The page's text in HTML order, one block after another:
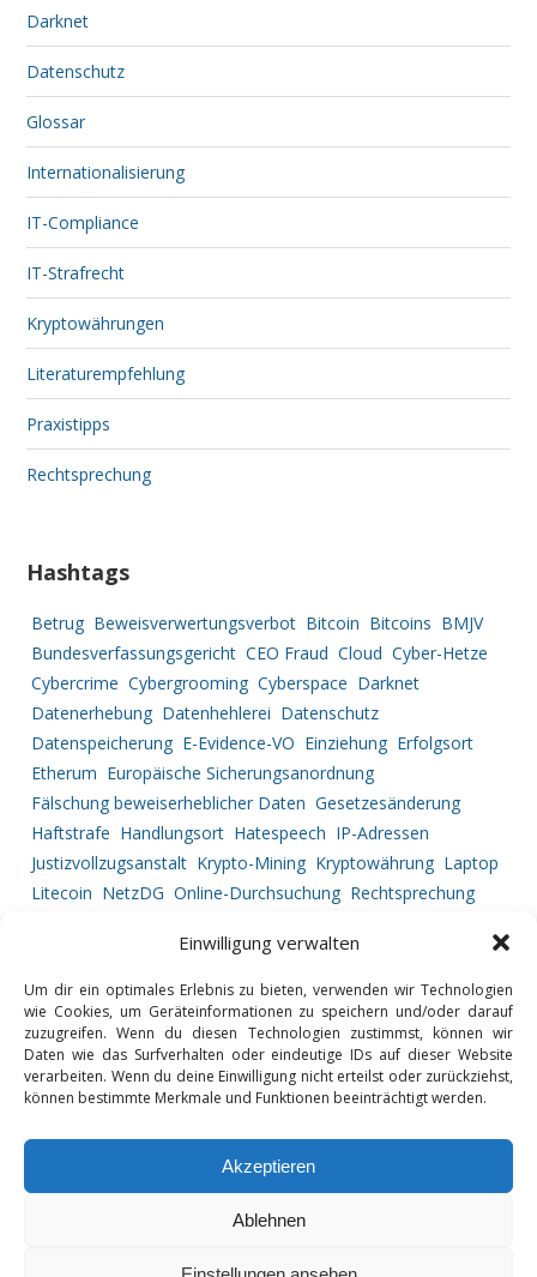
Einwilligung verwalten
Um dir ein optimales Erlebnis zu bieten, verwenden wir Technologien
wie Cookies, um Geräteinformationen zu speichern und/oder darauf
zuzugreifen. Wenn du diesen Technologien zustimmst, können wir
Daten wie das Surfverhalten oder eindeutige IDs auf dieser Website
verarbeiten. Wenn du deine Einwilligung nicht erteilst oder zurückziehst,
können bestimmte Merkmale und Funktionen beeinträchtigt werden.
Akzeptieren
Ablehnen
Darknet
Datenschutz
Glossar
Internationalisierung
IT-Compliance
IT-Strafrecht
Kryptowährungen
Literaturempfehlung
Praxistipps
Rechtsprechung
Hashtags
Betrug Beweisverwertungsverbot Bitcoin Bitcoins BMJV
Bundesverfassungsgericht CEO Fraud Cloud Cyber-Hetze
Cybercrime Cybergrooming Cyberspace Darknet
Datenerhebung Datenhehlerei Datenschutz
Datenspeicherung E-Evidence-VO Einziehung Erfolgsort
Etherum Europäische Sicherungsanordnung
Fälschung beweiserheblicher Daten Gesetzesänderung
Haftstrafe Handlungsort Hatespeech IP-Adressen
Justizvollzugsanstalt Krypto-Mining Kryptowährung Laptop
Litecoin NetzDG Online-Durchsuchung Rechtsprechung
Telekommunikationsüberwachung
Urkundenfälschung
Vermögensabschöpfung
Vorgehensweise
IMPRESSUM